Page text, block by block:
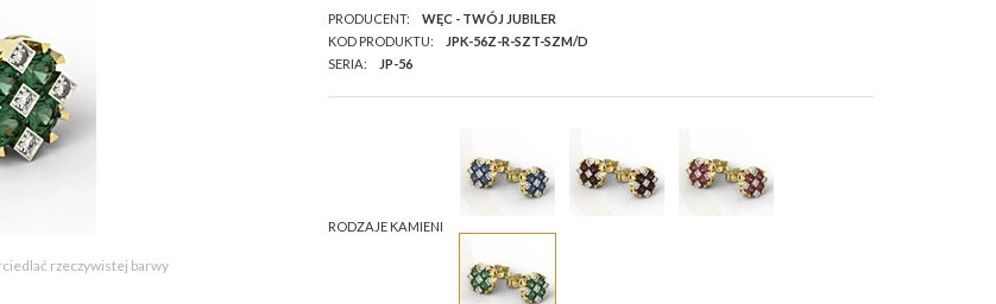
rzeczywistej barwy
PRODUCENT:
WĘC - TWÓJ JUBILER
KOD PRODUKTU:
JPK-56Z-R-SZT-SZM/D
SERIA:
JP-56
RODZAJE KAMIENI